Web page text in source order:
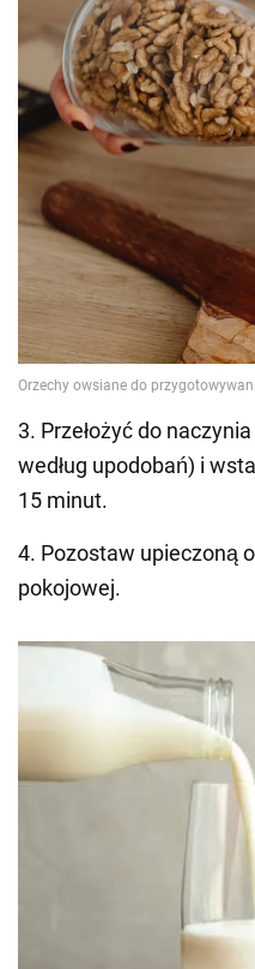
3. Przełożyć do
według upodobań) i
15 minut.
4. Pozostaw upieczoną
pokojowej.